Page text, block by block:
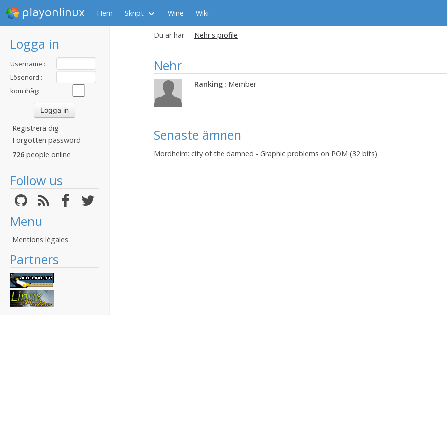
playonlinux Hem Skript Wine Wiki
Logga in
Username :
Lösenord :
kom ihåg:
Registrera dig
Forgotten password
726 people online
Follow us
Menu
Mentions légales
Partners
Du är här Nehr's profile
Nehr
Ranking : Member
Senaste ämnen
Mordheim: city of the damned - Graphic problems on POM (32 bits)